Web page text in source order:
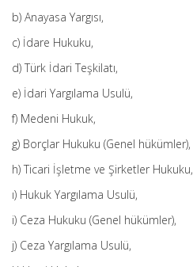
b) Anayasa Yargısı,
c) İdare Hukuku,
d) Türk İdari Teşkilatı,
e) İdari Yargılama Usulü,
f) Medeni Hukuk,
g) Borçlar Hukuku (Genel hükümler),
h) Ticari İşletme ve Şirketler Hukuku,
ı) Hukuk Yargılama Usulü,
i) Ceza Hukuku (Genel hükümler),
j) Ceza Yargılama Usulü,